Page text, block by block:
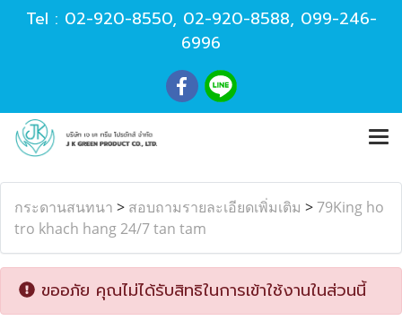
Tel : 02-920-8550, 02-920-8588, 099-246-
6996
กระดานสนทนา > สอบถามรายละเอียดเพิ่มเติม >79King ho
tro khach hang 24/7 tan tam
ขออภัย คุณไม่ได้รับสิทธิในการเข้าใช้งานในส่วนนี้